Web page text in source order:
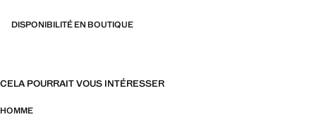
DISPONIBILITÉ EN BOUTIQUE
CELA POURRAIT VOUS INTÉRESSER
HOMME